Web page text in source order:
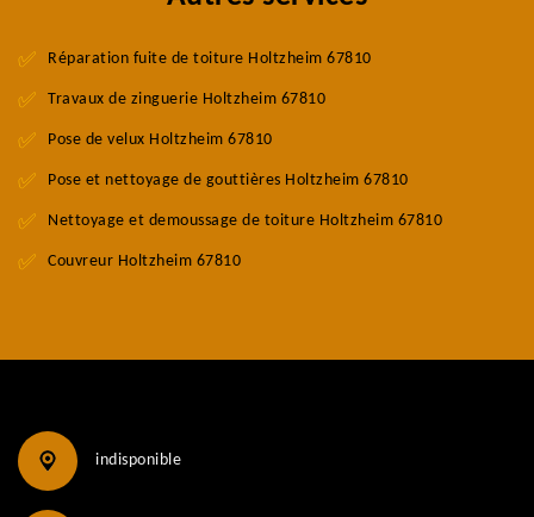
Réparation fuite de toiture Holtzheim 67810
Travaux de zinguerie Holtzheim 67810
Pose de velux Holtzheim 67810
Pose et nettoyage de gouttières Holtzheim 67810
Nettoyage et demoussage de toiture Holtzheim 67810
Couvreur Holtzheim 67810
indisponible